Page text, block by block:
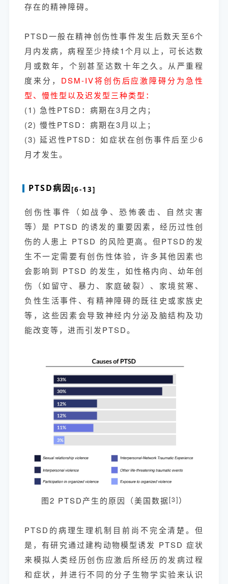
存在的精神障碍。
PTSD一般在精神创伤性事件发生后数天至6个
月内发病，病程至少持续1个月以上，可长达数
月或数年，个别甚至达数十年之久。从严重程
度来分， DSM-IV将创伤后应激障碍分为急性
型、慢性型以及迟发型三种类型：
(1) 急性PTSD：病期在3月之内；
(2) 慢性PTSD：病期在3月以上；
(3)延迟性PTSD：如症状在创伤事件后至少6
月才发生。
PTSD病因[6-13]
创伤性事件（如战争、恐怖袭击、自然灾害
等）是 PTSD 的诱发的重要因素，经历过性创
伤的人患上 PTSD 的风险更高。但PTSD的发
生不一定需要有创伤性体验，许多其他因素也
会影响到 PTSD 的发生，如性格内向、幼年创
伤（如留守、暴力、家庭破裂）、家境贫寒、
负性生活事件、有精神障碍的既往史或家族史
等，这些因素会导致神经内分泌及脑结构及功
能改变等，进而引发PTSD。
图2 PTSD产生的原因（美国数据[3]）
PTSD的病理生理机制目前尚不完全清楚。但
是，有研究通过建构动物模型诱发 PTSD 症状
来模拟人类经历创伤应激后所经历的发病过程
和症状，并进行不同的分子生物学实验来认识